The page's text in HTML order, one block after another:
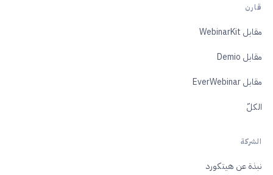
قارن
مقابل WebinarKit
مقابل Demio
مقابل EverWebinar
الكلّ
الشركة
نبذة عن هيتكورد